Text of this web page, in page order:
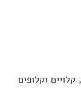
קלויים וקלופים